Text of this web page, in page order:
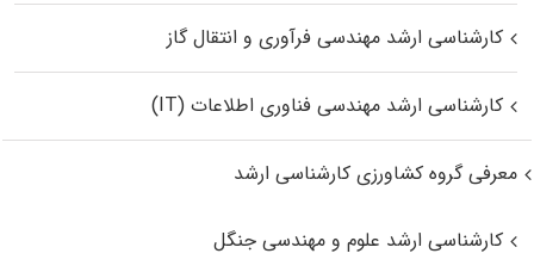
کارشناسی ارشد مهندسی فرآوری و انتقال گاز
کارشناسی ارشد مهندسی فناوری اطلاعات (IT)
معرفی گروه کشاورزی کارشناسی ارشد
کارشناسی ارشد علوم و مهندسی جنگل